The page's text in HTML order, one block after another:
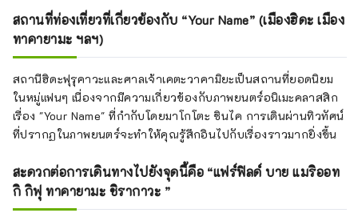
ยังสามารถเพลิดเพลินไปกับอาหารที่ทำ
จากวัตถุดิบจากท้องถิ่น เกี๊ยวซ่าต้นตำรับ
รอเบอร์รี่ก็เป็นที่นิยมมากเช่นกัน หาก
เดินต่อไปอีกหน่อย จะพบกับร้านอาหาร
หลายๆ ร้านที่เสิร์ฟเกี๊ยวซ่าซึ่งเป็น
อาหารท้องถิ่นรสเลิศ พร้อมทั้งให้
รสชาติของแต่ละร้าน แฟร์ฟิลด์ บาย
แมริออท โทชิกิ อุสึโนมิยะ คือโรงแรมใน
อุสึโนมิยะซึ่งเป็นฐานที่ตั้งที่สมบูรณ์แบบ
สถานที่ท่องเที่ยวที่เกี่ยวข้องกับ “Your Name” (เมืองฮิดะ เมือง
ทาคายามะ ฯลฯ)
สถานีฮิดะฟุรุคาวะและศาลเจ้าเคตะวาคามิยะเป็นสถานที่ยอดนิยม
ในหมู่แฟนๆ เนื่องจากมีความเกี่ยวข้องกับภาพยนตร์อนิเมะคลาสสิก
เรื่อง "Your Name" ที่กำกับโดยมาโกโตะ ชินไค การเดินผ่านทิวทัศน์
ที่ปรากฏในภาพยนตร์จะทำให้คุณรู้สึกอินไปกับเรื่องราวมากยิ่งขึ้น
สะดวกต่อการเดินทางไปยังจุดนี้คือ “แฟร์ฟิลด์ บาย แมริออท
กิ กิฟุ ทาคายามะ ชิรากาวะ ”